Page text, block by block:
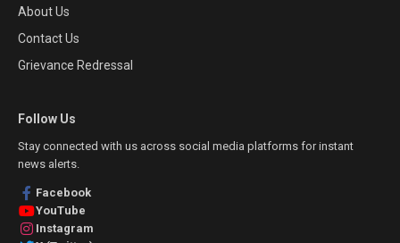
About Us
Contact Us
Grievance Redressal
Follow Us
Stay connected with us across social media platforms for instant
news alerts.
Facebook
YouTube
Instagram